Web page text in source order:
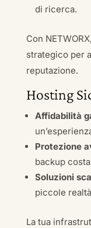
di ricerca.
Con
strategico per
reputazione.
Hosting
Affidabilità
Protezione
backup
Soluzioni
piccole
La tua